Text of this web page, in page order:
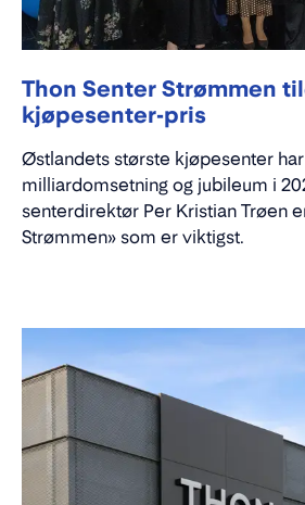
Thon Senter Strømmen
kjøpesenter-pris
Østlandets største kjøpesenter
milliardomsetning og jubileum i
senterdirektør Per Kristian Trøen
Strømmen» som er viktigst.